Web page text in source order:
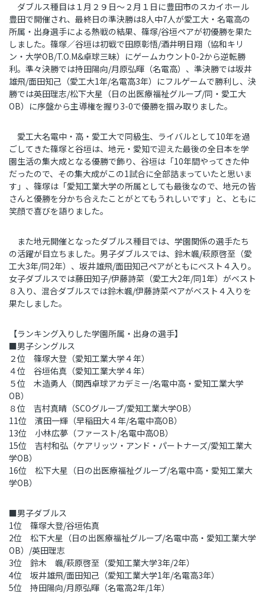
ダブルス種目は１月２９日～２月１日に豊田市のスカイホール
豊田で開催され、最終日の準決勝は8人中7人が愛工大・名電高の
所属・出身選手による熱戦の結果、篠塚/谷垣ペアが初優勝を果た
しました。篠塚／谷垣は初戦で田原彰悟/酒井明日翔（協和キリ
ン・大学OB/T.O.M&卓球三昧）にゲームカウント0-2から逆転勝
利。準々決勝では持田陽向/月原弘暉（名電高）、準決勝では坂井
雄飛/面田知己（愛工大1年/名電高3年）にフルゲームで勝利し、決
勝では英田理志/松下大星（日の出医療福祉グループ/同・愛工大
OB）に序盤から主導権を握り 3-0で優勝を掴み取りました。
愛工大名電中・高・愛工大で同級生、ライバルとして10年を過
ごしてきた篠塚と谷垣は、地元・愛知で迎えた最後の全日本を学
園生活の集大成となる優勝で飾り、谷垣は「10年間やってきた仲
だったので、その集大成がこの1試合に全部詰まっていたと思いま
す」、篠塚は「愛知工業大学の所属としても最後なので、地元の皆
さんと優勝を分かち合えたことがとてもうれしいです」と、ともに
笑顔で喜びを語りました。
また地元開催となったダブルス種目では、学園関係の選手たち
の活躍が目立ちました。男子ダブルスでは、鈴木颯/萩原啓至（愛
工大3年/同2年）、坂井雄飛/面田知己ペアがともにベスト４入り。
女子ダブルスでは藤田知子/伊藤詩菜（愛工大2年/同1年）がベスト
８入り、混合ダブルスでは鈴木颯/伊藤詩菜ペアがベスト４入りを
果たしました。
【ランキング入りした学園所属・出身の選手】
■男子シングルス
２位 篠塚大登（愛知工業大学４年）
４位 谷垣佑真（愛知工業大学４年）
５位 木造勇人（関西卓球アカデミー/名電中高・愛知工業大学
OB）
８位 吉村真晴（SCOグループ/愛知工業大学OB）
11位 濱田一輝（早稲田大４年/名電中高OB）
13位 小林広夢（ファースト/名電中高OB）
15位 吉村和弘（ケアリッツ・アンド・パートナーズ/愛知工業大
学OB）
16位 松下大星（日の出医療福祉グループ/名電中高・愛知工業大
学OB）
■男子ダブルス
1位 篠塚大登/谷垣佑真
2位 松下大星（日の出医療福祉グループ/名電中高・愛知工業大学
OB） /英田理志
3位 鈴木 颯/萩原啓至（愛知工業大学3年/2年）
4位 坂井雄飛/面田知己（愛知工業大学1年/名電高3年）
5位 持田陽向/月原弘暉（名電高2年/1年）